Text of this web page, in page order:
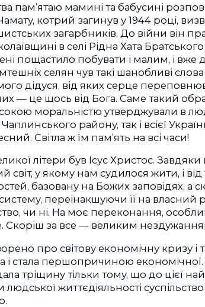
пам’ятаю мамині та бабусині
котрий загинув у 1944 році,
загарбників. До війни він
в селі Рідна Хата
пощастило побувати і малим, і
селян чув такі шанобливі
дідуся, від яких серце
— це щось від Бога. Саме такий
моральністю утверджували в
району, так і всієї
Світла ж їм пам’ять на всі часи!
літери був Ісус Христос.
світ, у якому нам судилося жити, і від
базовану на Божих заповідях, а
переінакшуючи її на власний
чи ні. На моє переконання,
Скоріш за все — великим
про світову економічну кризу
і стала першопричиною
тріщину тільки тому, що до цієї
людської життєдіяльності